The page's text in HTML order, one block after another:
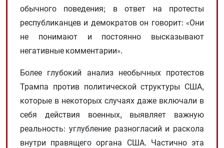
обычного поведения; в ответ на протесты
республиканцев и демократов он говорит: «Они
не понимают и постоянно высказывают
негативные комментарии».
Более глубокий анализ необычных протестов
Трампа против политической структуры США,
которые в некоторых случаях даже включали в
себя действия военных, выявляет важную
реальность: углубление разногласий и раскола
внутри правящего органа США. Частично эта